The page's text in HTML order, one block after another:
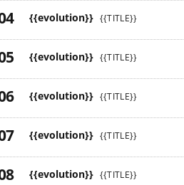
{{evolution}} {{TITLE}}
{{evolution}} {{TITLE}}
{{evolution}} {{TITLE}}
{{evolution}} {{TITLE}}
{{evolution}} {{TITLE}}